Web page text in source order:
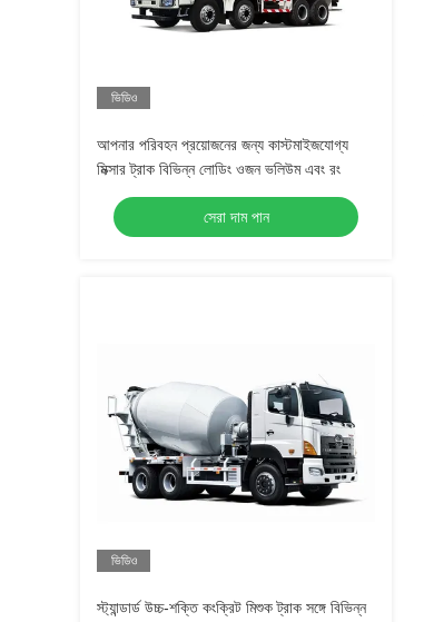
ভিডিও
আপনার পরিবহন প্রয়োজনের জন্য কাস্টমাইজযোগ্য
মিক্সার ট্রাক বিভিন্ন লোডিং ওজন ভলিউম এবং রং
সেরা দাম পান
ভিডিও
স্ট্যান্ডার্ড উচ্চ-শক্তি কংক্রিট মিশুক ট্রাক সঙ্গে বিভিন্ন